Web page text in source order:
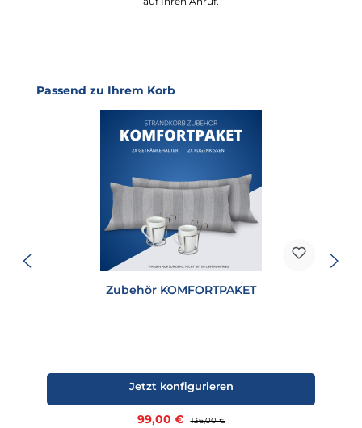
Produktgalerie überspringen
Passend zu Ihrem Korb
Zubehör KOMFORTPAKET
Verkaufspreis:
99,00 € Regulärer Preis:
136,00 €
Jetzt konfigurieren